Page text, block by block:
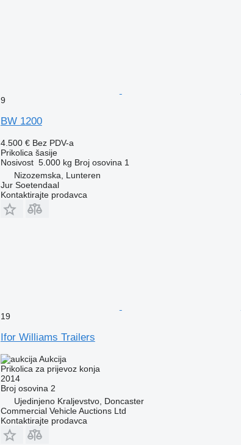
9
BW 1200
4.500 € Bez PDV-a
Prikolica šasije
Nosivost 5.000 kg Broj osovina 1
Nizozemska, Lunteren
Jur Soetendaal
Kontaktirajte prodavca
19
Ifor Williams Trailers
Aukcija
Prikolica za prijevoz konja
2014
Broj osovina 2
Ujedinjeno Kraljevstvo, Doncaster
Commercial Vehicle Auctions Ltd
Kontaktirajte prodavca